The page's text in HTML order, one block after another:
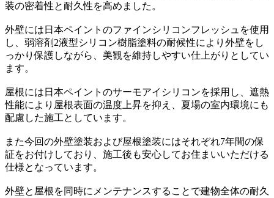
装の密着性と耐久性を高めました。
外壁には日本ペイントのファインシリコンフレッシュを使用
し、弱溶剤2液型シリコン樹脂塗料の耐候性により外壁をし
っかり保護しながら、美観を維持しやすい仕上がりとしてい
ます。
屋根には日本ペイントのサーモアイシリコンを採用し、遮熱
性能により屋根表面の温度上昇を抑え、夏場の室内環境にも
配慮した施工としています。
また今回の外壁塗装および屋根塗装にはそれぞれ7年間の保
証をお付けしており、施工後も安心してお住まいいただける
仕様となっています。
外壁と屋根を同時にメンテナンスすることで建物全体の耐久